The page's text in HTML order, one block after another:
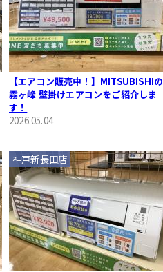
【エアコン販売中！】MITSUBISHIの
霧ヶ峰 壁掛けエアコンをご紹介しま
す！
2026.05.04
神戸新長田店